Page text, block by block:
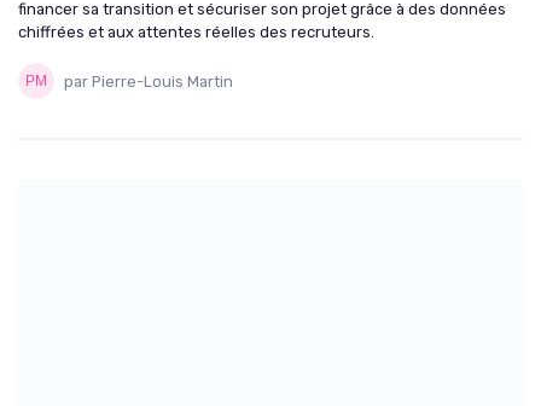
financer sa transition et sécuriser son projet grâce à des données
chiffrées et aux attentes réelles des recruteurs.
par Pierre-Louis Martin